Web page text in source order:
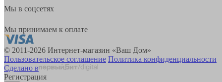
Мы в соцсетях
Мы принимаем к оплате
© 2011-2026 Интернет-магазин «Ваш Дом»
Пользовательское соглашение Политика конфиденциальности
Сделано в
Регистрация